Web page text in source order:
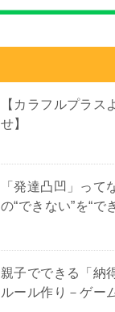
【カラフルプラス
せ】
「発達凸凹」っ
の“できない”を“で
親子でできる「納
ルール作り－ゲー